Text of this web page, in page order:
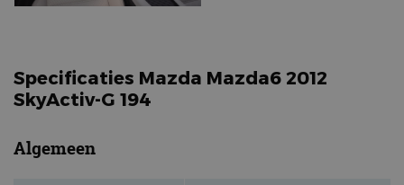
Specificaties Mazda Mazda6 2012
SkyActiv-G 194
Algemeen